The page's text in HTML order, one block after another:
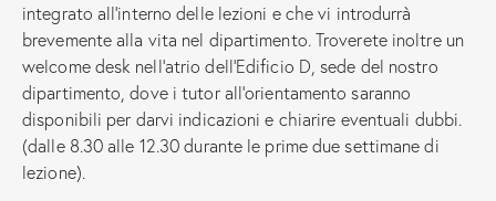
integrato all’interno delle lezioni e che vi introdurrà
brevemente alla vita nel dipartimento. Troverete inoltre un
welcome desk nell’atrio dell’Edificio D, sede del nostro
dipartimento, dove i tutor all’orientamento saranno
disponibili per darvi indicazioni e chiarire eventuali dubbi.
(dalle 8.30 alle 12.30 durante le prime due settimane di
lezione).